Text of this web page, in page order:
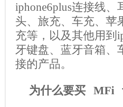
iphone6plus连接线
头、旅充、车充、苹
充等，以及其他用到
牙键盘、蓝牙音箱、
接的产品。
为什么要买 MFi